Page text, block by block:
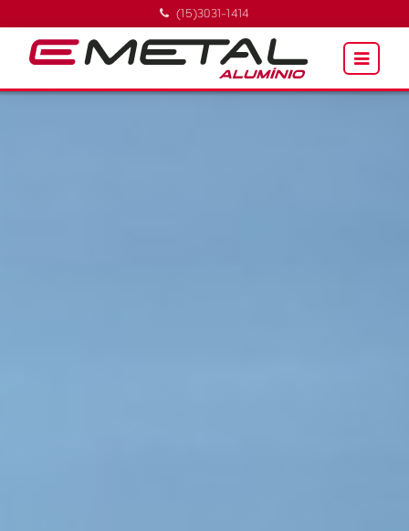
(15)3031-1414